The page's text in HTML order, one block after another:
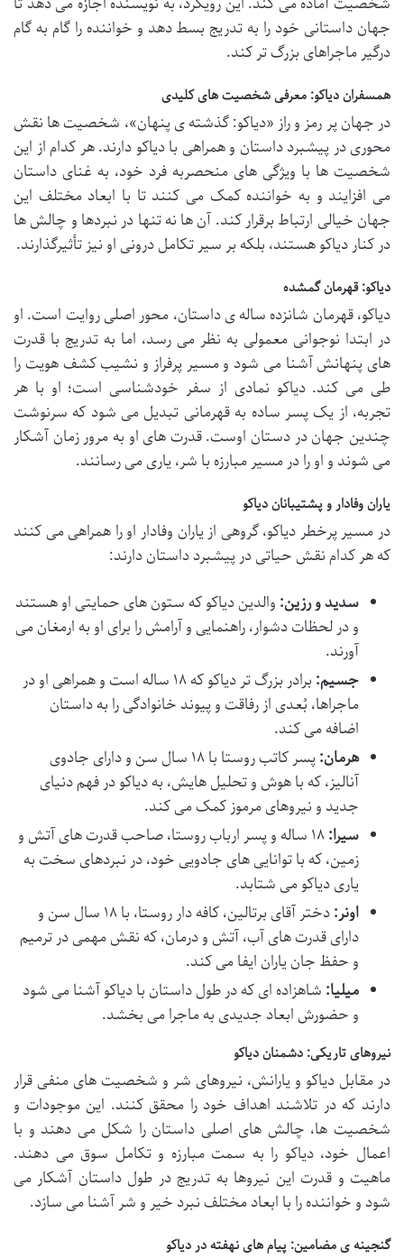
جهان داستانی خود را به تدریج بسط دهد و خواننده را گام به گام
درگیر ماجراهای بزرگ تر کند.
همسفران دیاکو: معرفی شخصیت های کلیدی
در جهان پر رمز و راز «دیاکو: گذشته ی پنهان»، شخصیت ها نقش
محوری در پیشبرد داستان و همراهی با دیاکو دارند. هر کدام از این
شخصیت ها با ویژگی های منحصربه فرد خود، به غنای داستان
می افزایند و به خواننده کمک می کنند تا با ابعاد مختلف این
جهان خیالی ارتباط برقرار کند. آن ها نه تنها در نبردها و چالش ها
در کنار دیاکو هستند، بلکه بر سیر تکامل درونی او نیز تأثیرگذارند.
دیاکو: قهرمان گمشده
دیاکو، قهرمان شانزده ساله ی داستان، محور اصلی روایت است. او
در ابتدا نوجوانی معمولی به نظر می رسد، اما به تدریج با قدرت
های پنهانش آشنا می شود و مسیر پرفراز و نشیب کشف هویت را
طی می کند. دیاکو نمادی از سفر خودشناسی است؛ او با هر
تجربه، از یک پسر ساده به قهرمانی تبدیل می شود که سرنوشت
چندین جهان در دستان اوست. قدرت های او به مرور زمان آشکار
می شوند و او را در مسیر مبارزه با شر، یاری می رسانند.
یاران وفادار و پشتیبانان دیاکو
در مسیر پرخطر دیاکو، گروهی از یاران وفادار او را همراهی می کنند
که هر کدام نقش حیاتی در پیشبرد داستان دارند:
سدید و رزین: والدین دیاکو که ستون های حمایتی او هستند
و در لحظات دشوار، راهنمایی و آرامش را برای او به ارمغان می
آورند.
جسیم:
برادر بزرگ تر دیاکو که ۱۸ ساله است و همراهی او در
ماجراها، بُعدی از رفاقت و پیوند خانوادگی را به داستان
اضافه می کند.
هرمان:
پسر کاتب روستا با ۱۸ سال سن و دارای جادوی
آنالیز، که با هوش و تحلیل هایش، به دیاکو در فهم دنیای
جدید و نیروهای مرموز کمک می کند.
سیرا:
۱۸ ساله و پسر ارباب روستا، صاحب قدرت های آتش و
زمین، که با توانایی های جادویی خود، در نبردهای سخت به
یاری دیاکو می شتابد.
اونر:
دختر آقای برتالین، کافه دار روستا، با ۱۸ سال سن و
دارای قدرت های آب، آتش و درمان، که نقش مهمی در ترمیم
و حفظ جان یاران ایفا می کند.
میلیا: شاهزاده ای که در طول داستان با دیاکو آشنا می شود
و حضورش ابعاد جدیدی به ماجرا می بخشد.
نیروهای تاریکی: دشمنان دیاکو
در مقابل دیاکو و یارانش، نیروهای شر و شخصیت های منفی قرار
دارند که در تلاشند اهداف خود را محقق کنند. این موجودات و
شخصیت ها، چالش های اصلی داستان را شکل می دهند و با
اعمال خود، دیاکو را به سمت مبارزه و تکامل سوق می دهند.
ماهیت و قدرت این نیروها به تدریج در طول داستان آشکار می
شود و خواننده را با ابعاد مختلف نبرد خیر و شر آشنا می سازد.
گنجینه ی مضامین: پیام های نهفته در دیاکو